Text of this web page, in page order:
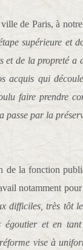
de Paris, à
supérieure et
et de la propreté a
acquis qui
faire prendre
passe par la
de la fonction
notamment
difficiles, très tôt
et en tant
vise à